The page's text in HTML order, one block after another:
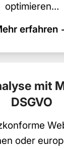
optimieren…
erfahren
mit
DSGVO
oder